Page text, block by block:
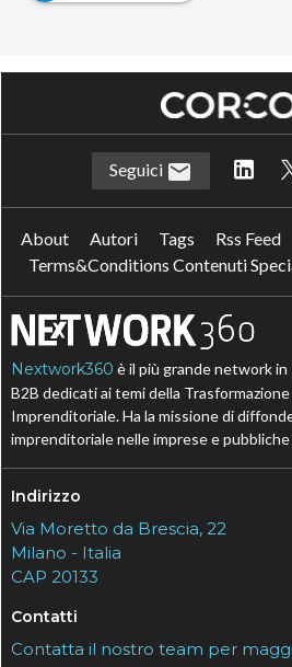
Seguici
About Autori Tags Rss Feed
Terms&Conditions Contenuti
Nextwork360 è il più grande network
B2B dedicati ai temi della
Imprenditoriale. Ha la missione di
imprenditoriale nelle imprese e
Indirizzo
Via Moretto da Brescia, 22
Milano - Italia
CAP 20133
Contatti
Contatta il nostro team per